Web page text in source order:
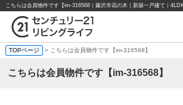
TOPページ > こちらは会員物件です【im-316568】
こちらは会員物件です【im-316568】